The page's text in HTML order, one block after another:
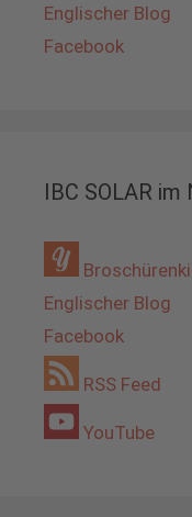
Englischer Blog
Facebook
IBC SOLAR im
Englischer Blog
Facebook
RSS Feed
YouTube